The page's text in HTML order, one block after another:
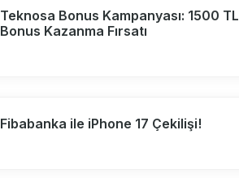
Teknosa Bonus Kampanyası: 1500 TL
Bonus Kazanma Fırsatı
Fibabanka ile iPhone 17 Çekilişi!